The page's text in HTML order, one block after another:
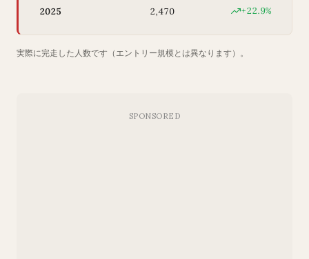
2025
2,470 +22.9%
実際に完走した人数です（エントリー規模とは異なります）。